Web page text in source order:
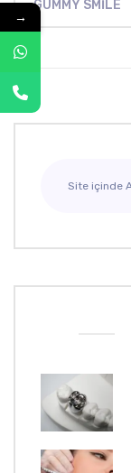
GUMMY SMILE
→